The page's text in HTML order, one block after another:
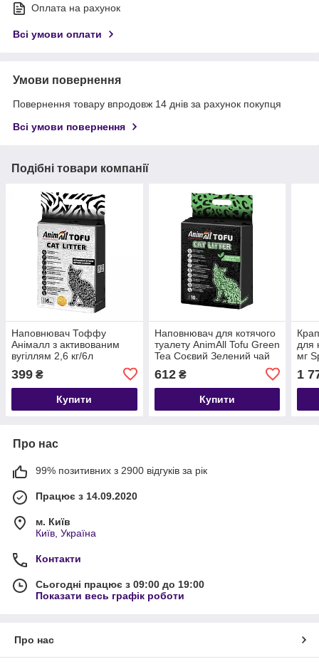
Оплата на рахунок
Всі умови оплати
Умови повернення
Повернення товару впродовж 14 днів за рахунок покупця
Всі умови повернення
Подібні товари компанії
Наповнювач Тоффу
Анімалл з активованим
вугіллям 2,6 кг/6л
399 ₴
Купити
Наповнювач для котячого
туалету AnimAll Tofu Green
Tea Соєвий Зелений чай
612₴
Купити
для
мг
1
Про нас
99% позитивних з 2900 відгуків за рік
Працює з 14.09.2020
м. Київ
Київ, Україна
Контакти
Сьогодні працює з 09:00 до 19:00
Показати весь графік роботи
Про нас